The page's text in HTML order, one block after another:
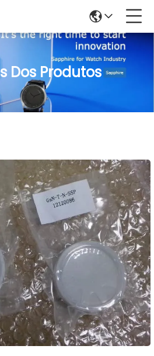
Dos Produtos